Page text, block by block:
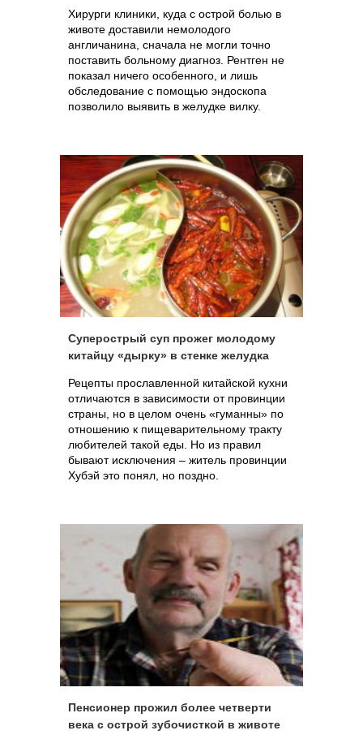
Хирурги клиники, куда с острой болью в
животе доставили немолодого
англичанина, сначала не могли точно
поставить больному диагноз. Рентген не
показал ничего особенного, и лишь
обследование с помощью эндоскопа
позволило выявить в желудке вилку.
Суперострый суп прожег молодому
китайцу «дырку» в стенке желудка
Рецепты прославленной китайской кухни
отличаются в зависимости от провинции
страны, но в целом очень «гуманны» по
отношению к пищеварительному тракту
любителей такой еды. Но из правил
бывают исключения – житель провинции
Хубэй это понял, но поздно.
Пенсионер прожил более четверти
века с острой зубочисткой в животе